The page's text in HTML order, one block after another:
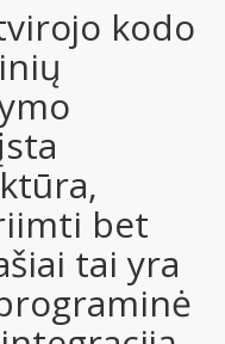
kodo
bet
tai yra